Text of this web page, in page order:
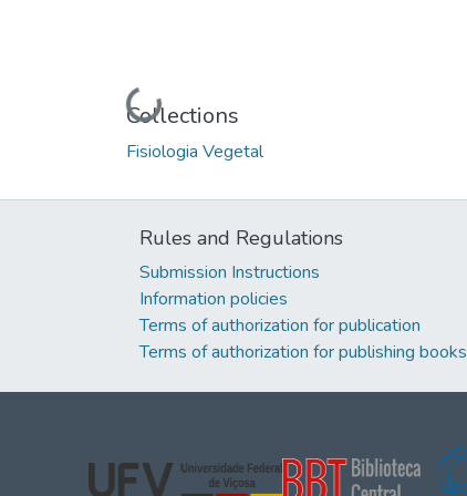
Loading...
Collections
Fisiologia Vegetal
Rules and Regulations
Submission Instructions
Information policies
Terms of authorization for publication
Terms of authorization for publishing books